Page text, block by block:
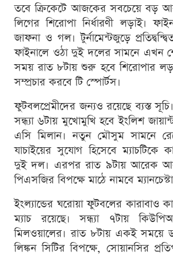
তবে ক্রিকেটে আজকের সবচেয়ে বড়
লিগের শিরোপা নির্ধারণী লড়াই।
জাফনা ও গল। টুর্নামেন্টজুড়ে
ফাইনালে ওঠা দুই দলের সামনে এখন
সময় রাত ৮টায় শুরু হবে শিরোপার
সম্প্রচার করবে টি স্পোর্টস।
ফুটবলপ্রেমীদের জন্যও রয়েছে ব্যস্ত
সন্ধ্যা ৬টায় মুখোমুখি হবে ইংলিশ
এসি মিলান। নতুন মৌসুম সামনে
যাচাইয়ের সুযোগ হিসেবে ম্যাচটিকে
দুই দল। এরপর রাত ৯টায় আরেক
পিএসজির বিপক্ষে মাঠে নামবে
ইংল্যান্ডের ঘরোয়া ফুটবলের
ম্যাচ রয়েছে। সন্ধ্যা ৭টায়
মিলওয়ালের। রাত ৮টায় একই সময়ে
লিঙ্কন সিটির বিপক্ষে, সোয়ানসির